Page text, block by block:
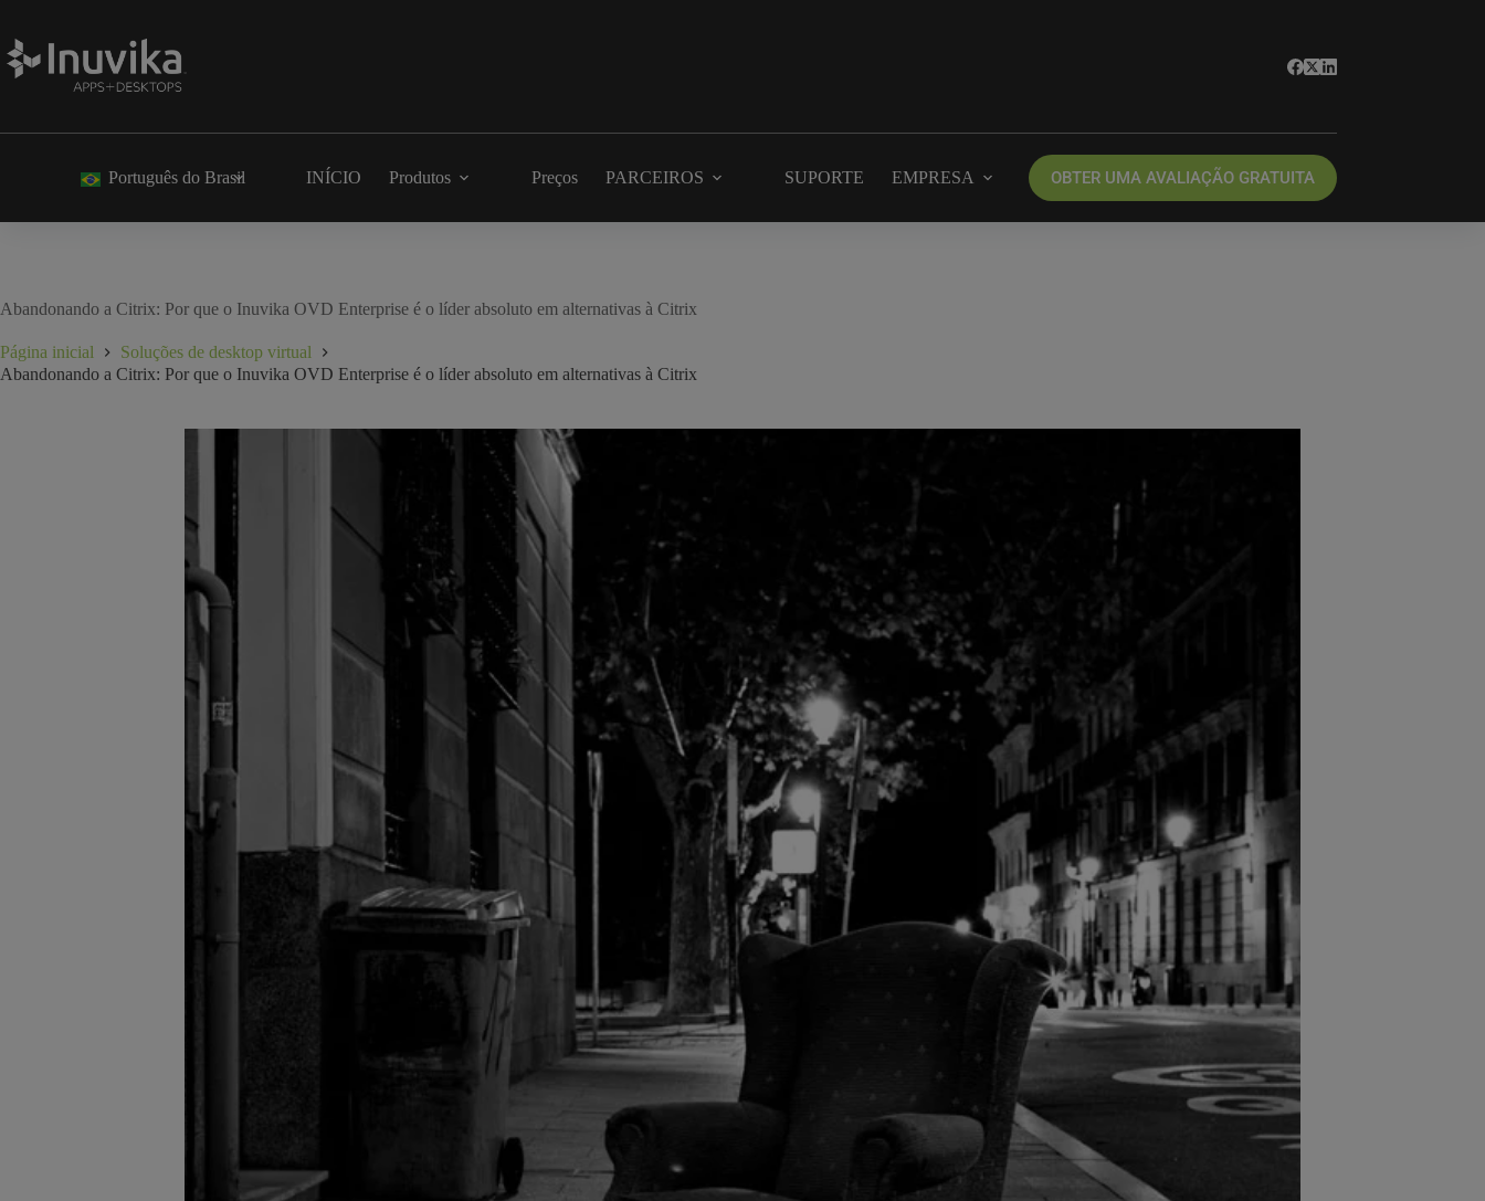
Português do Brasil INÍCIO Produtos Preços PARCEIROS SUPORTE EMPRESA OBTER UMA AVALIAÇÃO GRATUITA
Abandonando a Citrix: Por que o Inuvika OVD Enterprise é o líder absoluto em alternativas à Citrix
Página inicial
Soluções de desktop virtual
Abandonando a Citrix: Por que o Inuvika OVD Enterprise é o líder absoluto em alternativas à Citrix